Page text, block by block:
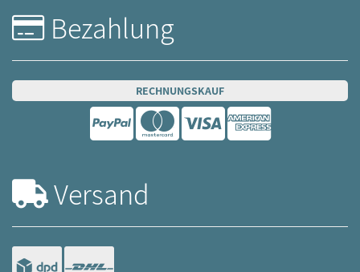
Bezahlung
RECHNUNGSKAUF
Versand